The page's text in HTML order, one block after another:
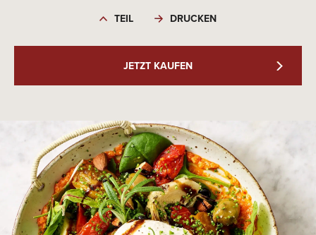
TEIL DRUCKEN
JETZT KAUFEN